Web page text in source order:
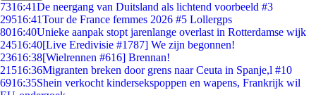
7316:41De neergang van Duitsland als lichtend voorbeeld #3
29516:41Tour de France femmes 2026 #5 Lollergps
8016:40Unieke aanpak stopt jarenlange overlast in Rotterdamse wijk
24516:40[Live Eredivisie #1787] We zijn begonnen!
23616:38[Wielrennen #616] Brennan!
21516:36Migranten breken door grens naar Ceuta in Spanje,l #10
6916:35Shein verkocht kindersekspoppen en wapens, Frankrijk wil